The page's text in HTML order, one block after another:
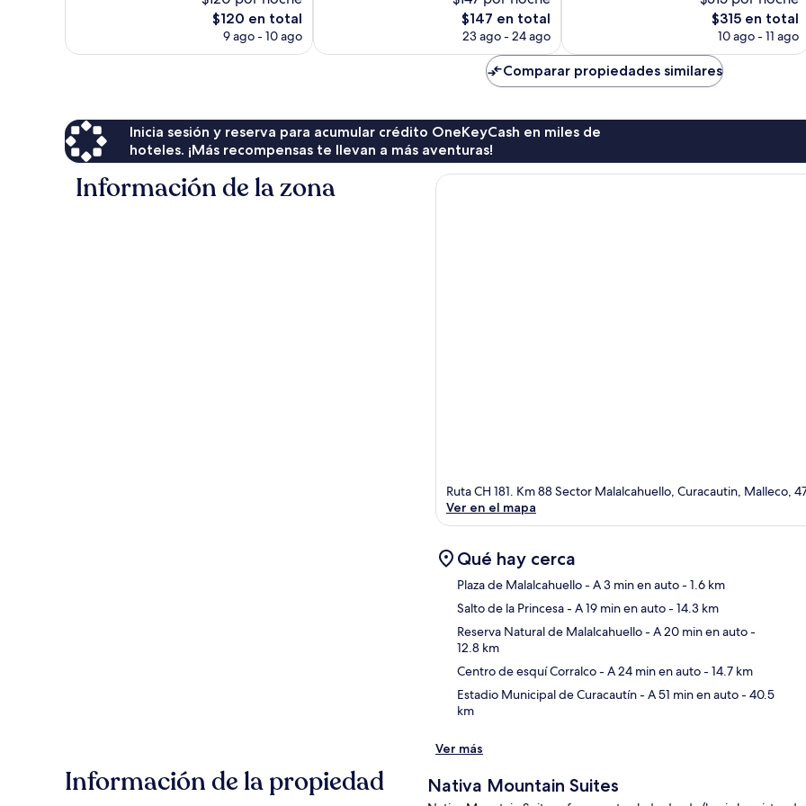
El
precio
$120 en total
9 ago - 10 ago
El
precio
$147 en total
23 ago - 24 ago
El
precio
es
de
$315 en total
10 ago - 11 ago
Comparar propiedades similares
Inicia sesión y reserva para acumular crédito OneKeyCash en miles de
hoteles. ¡Más recompensas te llevan a más aventuras!
Información de la zona
Ruta CH 181. Km 88 Sector Malalcahuello, Curacautin, Malleco,
Ver en el mapa
Qué hay cerca
Plaza de Malalcahuello- A 3 min en auto- 1.6 km
Salto de la Princesa- A 19 min en auto- 14.3 km
Reserva Natural de Malalcahuello- A 20 min en auto-
12.8 km
Centro de esquí Corralco- A 24 min en auto- 14.7 km
Estadio Municipal de Curacautín- A 51 min en auto- 40.5
km
Ver más
Información de la propiedad Nativa Mountain Suites